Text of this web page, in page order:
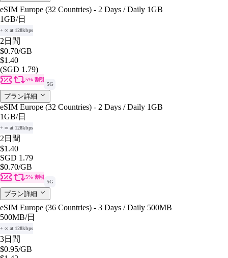
eSIM Europe (32 Countries) - 2 Days / Daily 1GB
1GB/日
+ ∞ at 128kbps
2日間
$0.70/GB
$1.40
(SGD 1.79)
5% 割引
5G
プラン詳細
eSIM Europe (32 Countries) - 2 Days / Daily 1GB
1GB/日
+ ∞ at 128kbps
2日間
$1.40
SGD 1.79
$0.70/GB
5% 割引
5G
プラン詳細
eSIM Europe (36 Countries) - 3 Days / Daily 500MB
500MB/日
+ ∞ at 128kbps
3日間
$0.95/GB